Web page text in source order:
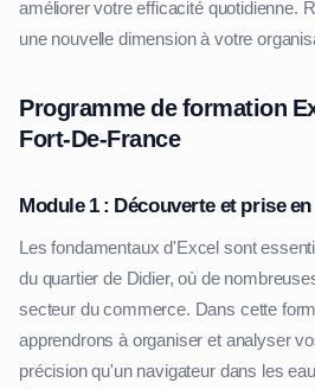
améliorer votre efficacité quotidienne.
une nouvelle dimension à votre
Programme de formation
Fort-De-France
Module 1 : Découverte et prise
Les fondamentaux d'Excel sont
du quartier de Didier, où de
secteur du commerce. Dans cette
apprendrons à organiser et analyser
précision qu'un navigateur dans les